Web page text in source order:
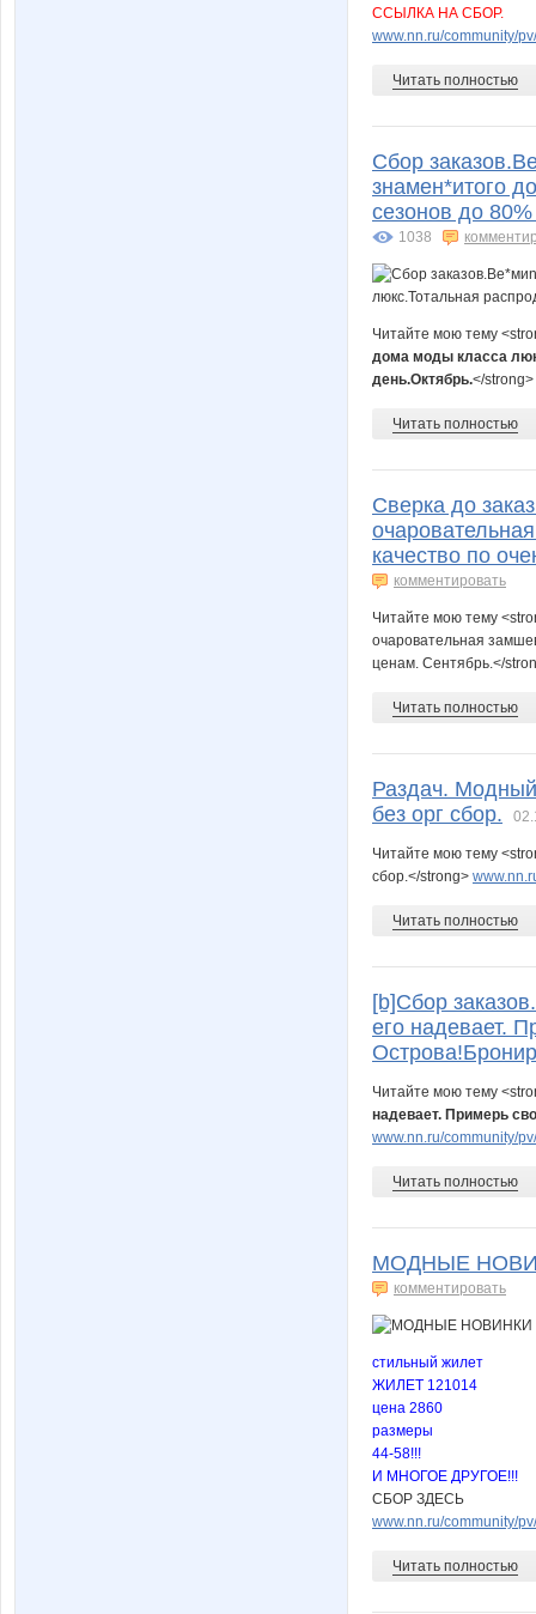
ССЫЛКА НА СБОР.
www.nn.ru/community/
Читать полностью
Сбор
знамен*итого
сезонов до
1038
Читайте мою тему
дома моды класса
день.Октябрь.</strong>
Читать полностью
Сверка до
качество по
комментировать
Читайте мою тему
очаровательная
ценам. Сентябрь.</
Читать полностью
Раздач.
без орг сбор.
Читайте мою тему
сбор.</strong>
Читать полностью
[b]Сбор
его надевает.
Читайте мою тему
надевает. Примерь
www.nn.ru/community/
Читать полностью
МОДНЫЕ
комментировать
стильный жилет
ЖИЛЕТ 121014
цена 2860
размеры
44-58!!!
И МНОГОЕ ДРУГОЕ!!!
СБОР ЗДЕСЬ
www.nn.ru/community/
Читать полностью